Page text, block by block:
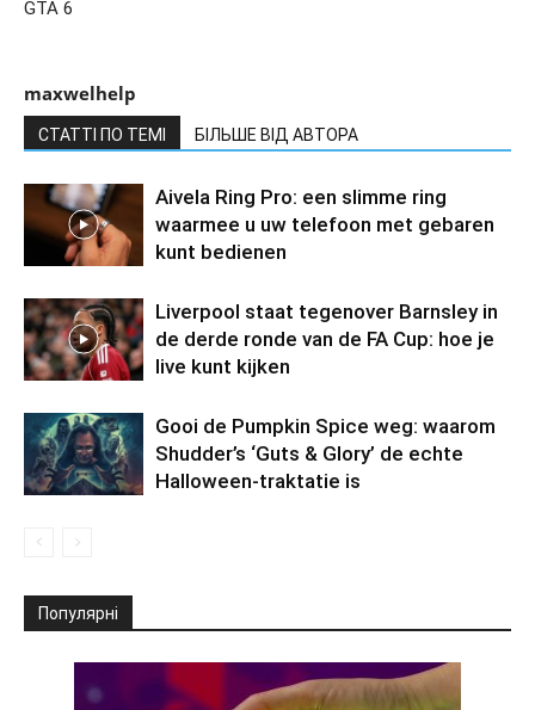
GTA 6
maxwelhelp
СТАТТІ ПО ТЕМІ БІЛЬШЕ ВІД АВТОРА
Aivela Ring Pro: een slimme ring
waarmee u uw telefoon met gebaren
kunt bedienen
Liverpool staat tegenover Barnsley in
de derde ronde van de FA Cup: hoe je
live kunt kijken
Gooi de Pumpkin Spice weg: waarom
Shudder’s ‘Guts & Glory’ de echte
Halloween-traktatie is
Популярні